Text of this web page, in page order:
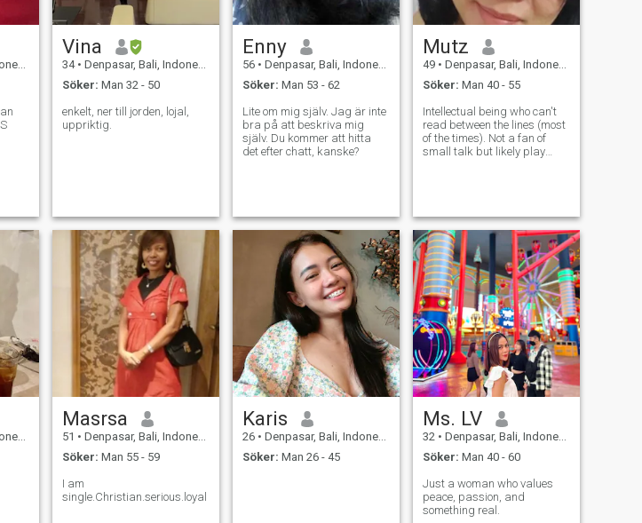
Vina
34 • Denpasar, Bali, Indonesien
Söker: Man 32 - 50
enkelt, ner till jorden, lojal,
uppriktig.
Enny
56 • Denpasar, Bali, Indonesien
Söker: Man 53 - 62
Lite om mig själv. Jag är inte
bra på att beskriva mig
själv. Du kommer att hitta
det efter chatt, kanske?
Mutz
49 • Denpasar, Bali, Indonesien
Söker: Man 40 - 55
Intellectual being who can't
read between the lines (most
of the times). Not a fan of
small talk but likely play
Masrsa
51 • Denpasar, Bali, Indonesien
Söker: Man 55 - 59
I am
single.Christian.serious.loyal
Karis
26 • Denpasar, Bali, Indonesien
Söker: Man 26 - 45
Ms. LV
32 • Denpasar, Bali, Indonesien
Söker: Man 40 - 60
Just a woman who values
peace, passion, and
something real.